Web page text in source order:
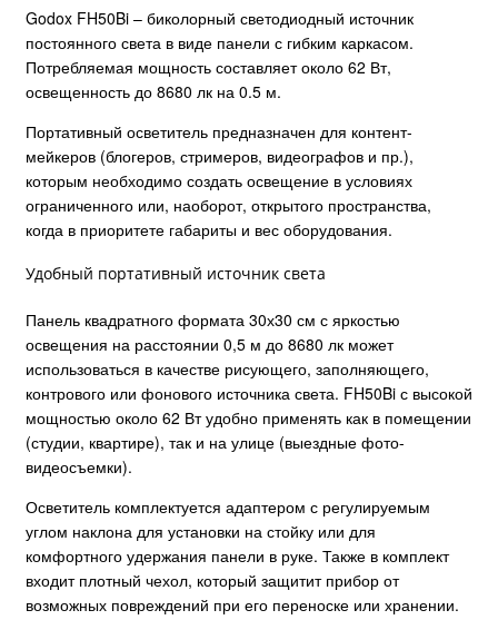
Godox FH50Bi – биколорный светодиодный источник
постоянного света в виде панели с гибким каркасом.
Потребляемая мощность составляет около 62 Вт,
освещенность до 8680 лк на 0.5 м.
Портативный осветитель предназначен для контент-
мейкеров (блогеров, стримеров, видеографов и пр.),
которым необходимо создать освещение в условиях
ограниченного или, наоборот, открытого пространства,
когда в приоритете габариты и вес оборудования.
Удобный портативный источник света
Панель квадратного формата 30х30 см с яркостью
освещения на расстоянии 0,5 м до 8680 лк может
использоваться в качестве рисующего, заполняющего,
контрового или фонового источника света. FH50Bi с высокой
мощностью около 62 Вт удобно применять как в помещении
(студии, квартире), так и на улице (выездные фото-
видеосъемки).
Осветитель комплектуется адаптером с регулируемым
углом наклона для установки на стойку или для
комфортного удержания панели в руке. Также в комплект
входит плотный чехол, который защитит прибор от
возможных повреждений при его переноске или хранении.